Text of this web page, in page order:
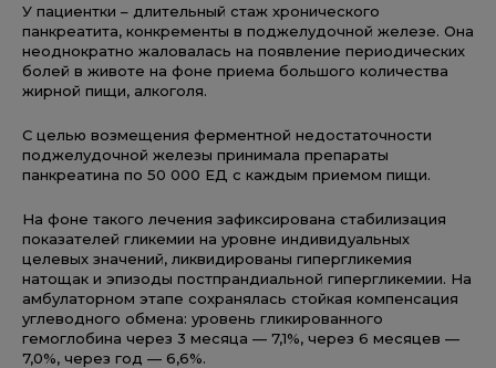
У пациентки – длительный стаж хронического
панкреатита, конкременты в поджелудочной железе. Она
неоднократно жаловалась на появление периодических
болей в животе на фоне приема большого количества
жирной пищи, алкоголя.
С целью возмещения ферментной недостаточности
поджелудочной железы принимала препараты
панкреатина по 50 000 ЕД с каждым приемом пищи.
На фоне такого лечения зафиксирована стабилизация
показателей гликемии на уровне индивидуальных
целевых значений, ликвидированы гипергликемия
натощак и эпизоды постпрандиальной гипергликемии. На
амбулаторном этапе сохранялась стойкая компенсация
углеводного обмена: уровень гликированного
гемоглобина через 3 месяца — 7,1%, через 6 месяцев —
7,0%, через год — 6,6%.